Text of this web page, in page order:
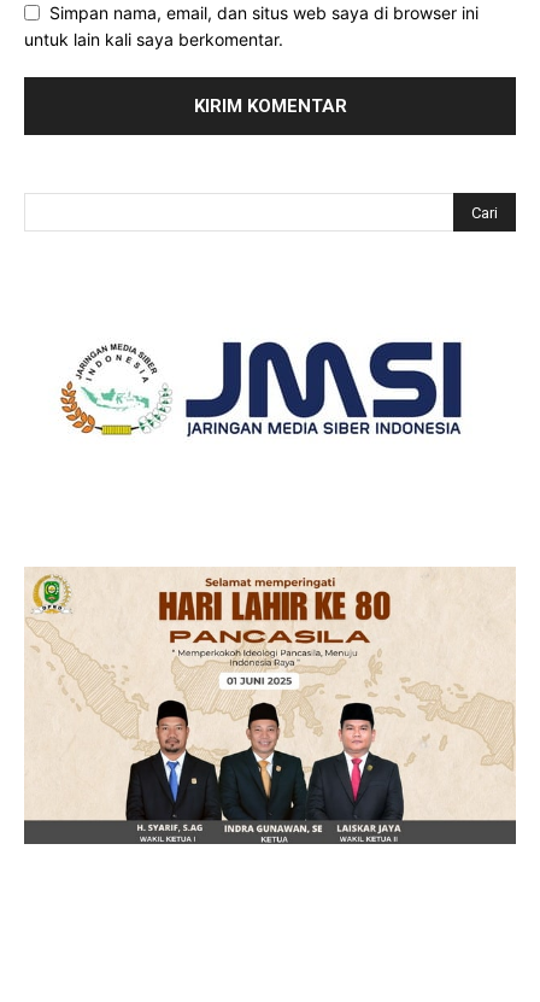
Simpan nama, email, dan situs web saya di browser ini
untuk lain kali saya berkomentar.